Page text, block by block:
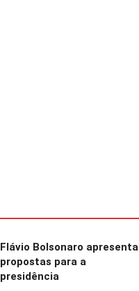
Flávio Bolsonaro apresenta
propostas para a
presidência